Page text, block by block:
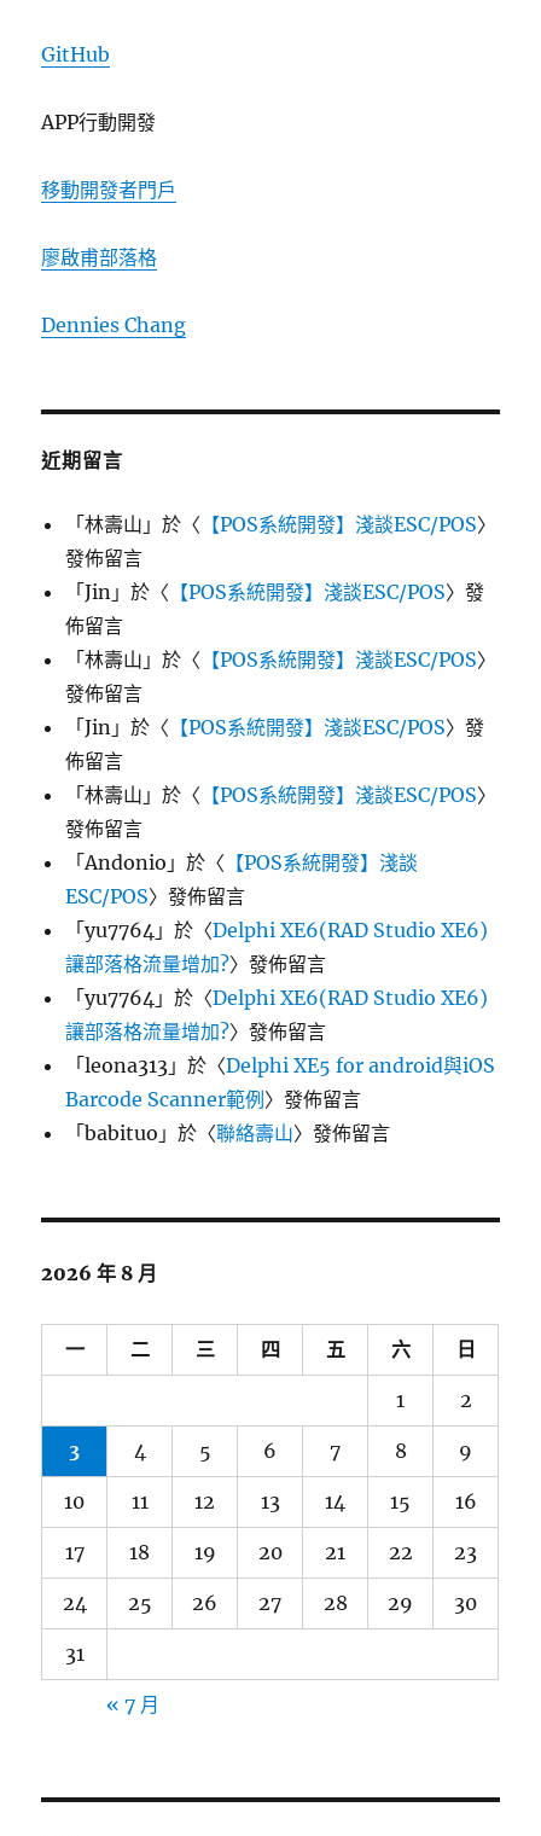
GitHub
APP行動開發
移動開發者門戶
廖啟甫部落格
Dennies Chang
近期留言
「林壽山 」於〈 【POS系統開發】淺談ESC/POS〉
發佈留言
「Jin 」於〈 【POS系統開發】淺談ESC/POS〉發
佈留言
「林壽山 」於〈 【POS系統開發】淺談ESC/POS〉
發佈留言
「Jin 」於〈 【POS系統開發】淺談ESC/POS〉發
佈留言
「林壽山 」於〈 【POS系統開發】淺談ESC/POS〉
發佈留言
「Andonio 」於〈 【POS系統開發】淺談
ESC/POS〉發佈留言
「yu7764 」於〈Delphi XE6(RAD Studio XE6)
讓部落格流量增加?〉發佈留言
「yu7764 」於〈Delphi XE6(RAD Studio XE6)
讓部落格流量增加?〉發佈留言
「leona313 」於〈Delphi XE5 for android與iOS
Barcode Scanner範例 〉發佈留言
「babituo 」於〈聯絡壽山〉發佈留言
2026 年 8 月
一 二 三 四 五 六 日
1 2
3 4 5 6 7 8 9
10 11 12 13 14 15 16
17 18 19 20 21 22 23
24 25 26 27 28 29 30
31
« 7 月